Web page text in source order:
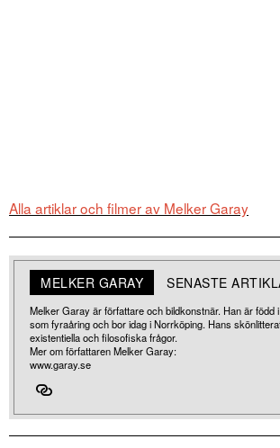
Alla artiklar och filmer av Melker Garay
MELKER GARAY SENASTE
Melker Garay är författare och bildkonstnär. Han är född
som fyraåring och bor idag i Norrköping. Hans
existentiella och filosofiska frågor.
Mer om författaren Melker Garay:
www.garay.se